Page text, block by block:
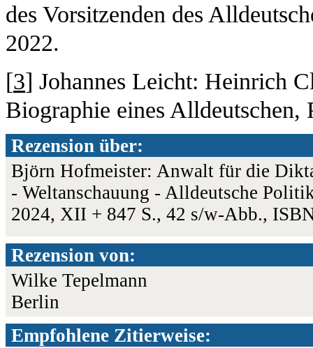
des Vorsitzenden des
2022.
[3] Johannes Leicht: Heinrich
Biographie eines Alldeutschen,
Rezension über:
Björn Hofmeister: Anwalt für die
- Weltanschauung - Alldeutsche
2024, XII + 847 S., 42 s/w-Abb.,
Rezension von:
Wilke Tepelmann
Berlin
Empfohlene Zitierweise: